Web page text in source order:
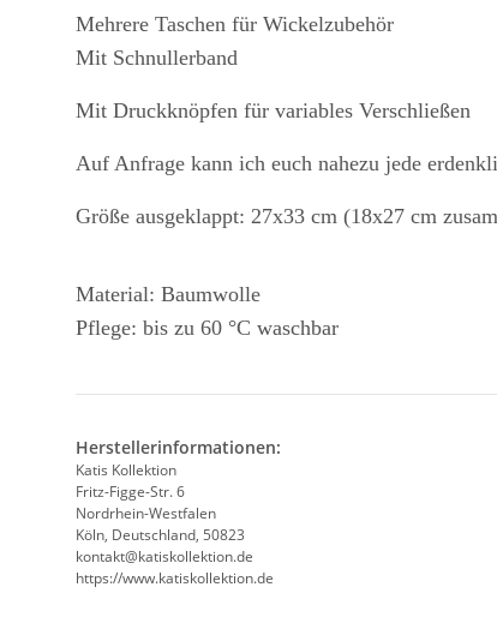
Mehrere Taschen für Wickelzubehör
Mit Schnullerband
Mit Druckknöpfen für variables Verschließen
Auf Anfrage kann ich euch nahezu jede
Größe ausgeklappt: 27x33 cm (18x27 cm
Material: Baumwolle
Pflege: bis zu 60 °C waschbar
Herstellerinformationen:
Katis Kollektion
Fritz-Figge-Str. 6
Nordrhein-Westfalen
Köln, Deutschland, 50823
kontakt@katiskollektion.de
https://www.katiskollektion.de